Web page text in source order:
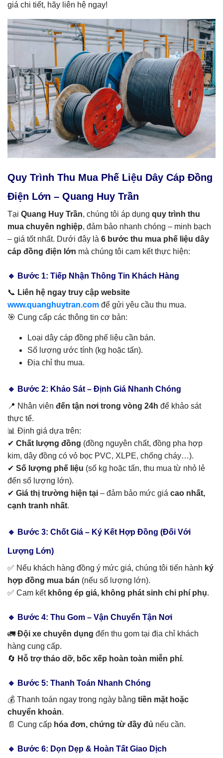
giá chi tiết, hãy liên hệ ngay!
Quy Trình Thu Mua Phế Liệu Dây Cáp Đồng
Điện Lớn – Quang Huy Trần
Tại Quang Huy Trần, chúng tôi áp dụng quy trình thu
mua chuyên nghiệp, đảm bảo nhanh chóng – minh bạch
– giá tốt nhất. Dưới đây là 6 bước thu mua phế liệu dây
cáp đồng điện lớn mà chúng tôi cam kết thực hiện:
🔹 Bước 1: Tiếp Nhận Thông Tin Khách Hàng
📞 Liên hệ ngay truy cập website
www.quanghuytran.com để gửi yêu cầu thu mua.
🎯 Cung cấp các thông tin cơ bản:
Loại dây cáp đồng phế liệu cần bán.
Số lượng ước tính (kg hoặc tấn).
Địa chỉ thu mua.
🔹 Bước 2: Khảo Sát – Định Giá Nhanh Chóng
📍 Nhân viên đến tận nơi trong vòng 24h để khảo sát
thực tế.
📊 Định giá dựa trên:
✔ Chất lượng đồng (đồng nguyên chất, đồng pha hợp
kim, dây đồng có vỏ bọc PVC, XLPE, chống cháy…).
✔ Số lượng phế liệu (số kg hoặc tấn, thu mua từ nhỏ lẻ
đến số lượng lớn).
✔ Giá thị trường hiện tại – đảm bảo mức giá cao nhất,
cạnh tranh nhất.
🔹 Bước 3: Chốt Giá – Ký Kết Hợp Đồng (Đối Với
Lượng Lớn)
✅ Nếu khách hàng đồng ý mức giá, chúng tôi tiến hành ký
hợp đồng mua bán (nếu số lượng lớn).
✅ Cam kết không ép giá, không phát sinh chi phí phụ.
🔹 Bước 4: Thu Gom – Vận Chuyển Tận Nơi
🚛 Đội xe chuyên dụng đến thu gom tại địa chỉ khách
hàng cung cấp.
🔄 Hỗ trợ tháo dỡ, bốc xếp hoàn toàn miễn phí.
🔹 Bước 5: Thanh Toán Nhanh Chóng
💰 Thanh toán ngay trong ngày bằng tiền mặt hoặc
chuyển khoản.
📄 Cung cấp hóa đơn, chứng từ đầy đủ nếu cần.
🔹 Bước 6: Dọn Dẹp & Hoàn Tất Giao Dịch